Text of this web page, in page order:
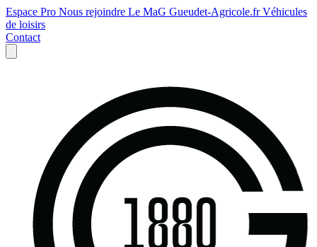
Espace Pro Nous rejoindre Le MaG Gueudet-Agricole.frVéhicules
de loisirs
Contact